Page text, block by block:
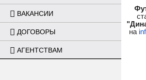
на
ВАКАНСИИ
ДОГОВОРЫ
АГЕНТСТВАМ